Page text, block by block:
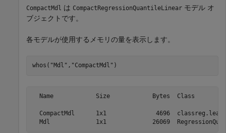
CompactMdl は CompactRegressionQuantileLinear モデル オ
ブジェクトです。
各モデルが使用するメモリの量を表示します。
whos( "Mdl" , "CompactMdl" )
Name            Size            Bytes  Class
CompactMdl      1x1              4696